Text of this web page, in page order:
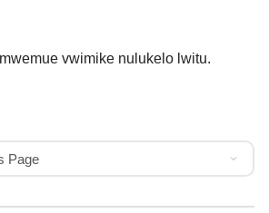
vwimike nulukelo lwitu.
Page